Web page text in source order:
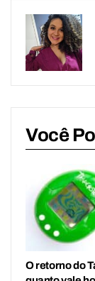
Você
O retorno do